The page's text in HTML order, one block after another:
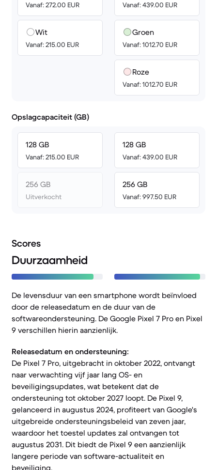
Vanaf: 272.00 EUR
Wit
Vanaf: 215.00 EUR
Vanaf: 439.00 EUR
Groen
Vanaf: 1012.70 EUR
Roze
Vanaf: 1012.70 EUR
Opslagcapaciteit (GB)
128 GB
Vanaf: 215.00 EUR
256 GB
Uitverkocht
128 GB
Vanaf: 439.00 EUR
256 GB
Vanaf: 997.50 EUR
Scores
Duurzaamheid
De levensduur van een smartphone wordt beïnvloed
door de releasedatum en de duur van de
softwareondersteuning. De Google Pixel 7 Pro en Pixel
9 verschillen hierin aanzienlijk.
Releasedatum en ondersteuning:
De Pixel 7 Pro, uitgebracht in oktober 2022, ontvangt
naar verwachting vijf jaar lang OS- en
beveiligingsupdates, wat betekent dat de
ondersteuning tot oktober 2027 loopt. De Pixel 9,
gelanceerd in augustus 2024, profiteert van Google's
uitgebreide ondersteuningsbeleid van zeven jaar,
waardoor het toestel updates zal ontvangen tot
augustus 2031. Dit biedt de Pixel 9 een aanzienlijk
langere periode van software-actualiteit en
beveiliging.